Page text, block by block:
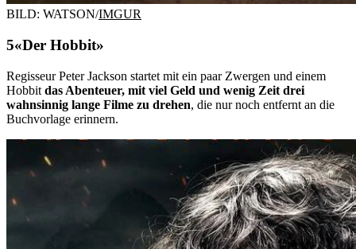
BILD: WATSON/IMGUR
«Der Hobbit»
Regisseur Peter Jackson startet mit ein paar Zwergen und einem
Hobbit das Abenteuer, mit viel Geld und wenig Zeit drei
wahnsinnig lange Filme zu drehen, die nur noch entfernt an die
Buchvorlage erinnern.